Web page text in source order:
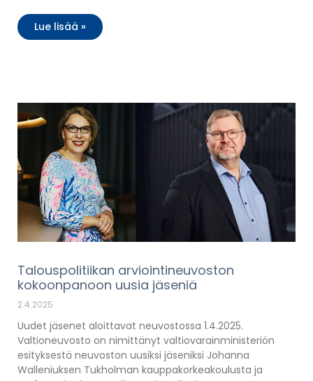
Lue lisää »
Talouspolitiikan arviointineuvoston
kokoonpanoon uusia jäseniä
2.4.2025
Uudet jäsenet aloittavat neuvostossa 1.4.2025.
Valtioneuvosto on nimittänyt valtiovarainministeriön
esityksestä neuvoston uusiksi jäseniksi Johanna
Walleniuksen Tukholman kauppakorkeakoulusta ja